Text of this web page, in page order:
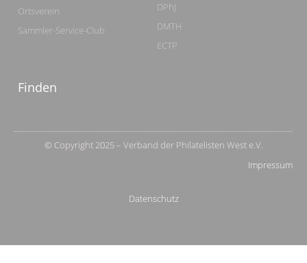
Ortsverein
Sammler-Service-Club
DPhJ
DMTH
ECTP
Finden
© Copyright 2025 – Verband der Philatelisten West e.V.
Impressum
Datenschutz